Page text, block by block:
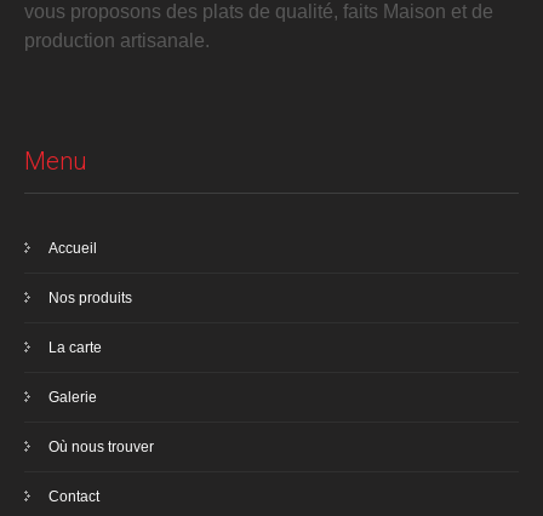
vous proposons des plats de qualité, faits Maison et de
production artisanale.
Menu
Accueil
Nos produits
La carte
Galerie
Où nous trouver
Contact